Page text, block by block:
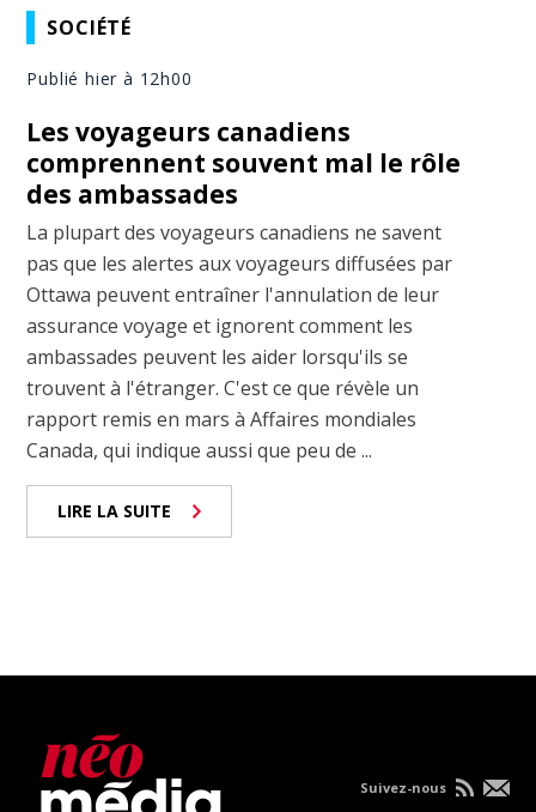
SOCIÉTÉ
Publié hier à 12h00
Les voyageurs canadiens
comprennent souvent mal le rôle
des ambassades
La plupart des voyageurs canadiens ne savent
pas que les alertes aux voyageurs diffusées par
Ottawa peuvent entraîner l'annulation de leur
assurance voyage et ignorent comment les
ambassades peuvent les aider lorsqu'ils se
trouvent à l'étranger. C'est ce que révèle un
rapport remis en mars à Affaires mondiales
Canada, qui indique aussi que peu de ...
LIRE LA SUITE
Suivez-nous